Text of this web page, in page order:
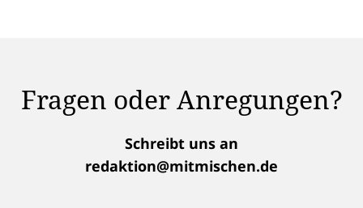
Fragen oder Anregungen?
Schreibt uns an
redaktion@mitmischen.de